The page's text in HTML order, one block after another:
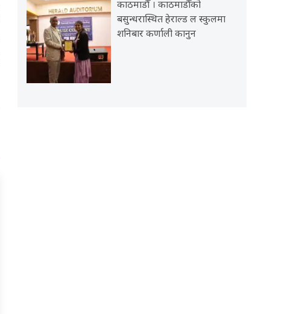
काठमाडौँ । काठमाडौँको
बसुन्धरास्थित हेराल्ड ल स्कुलमा
शनिबार कर्णाली कानुन